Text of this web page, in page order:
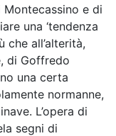
e di
una ‘tendenza
che all’alterità,
di Goffredo
una certa
normanne,
L’opera di
segni di